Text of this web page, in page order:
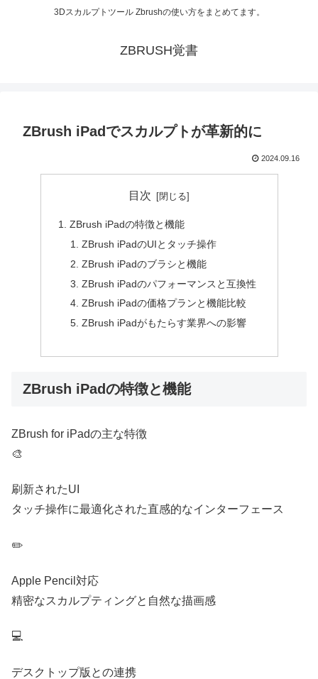
3Dスカルプトツール Zbrushの使い方をまとめてます。
ZBRUSH覚書
ZBrush iPadでスカルプトが革新的に
2024.09.16
目次
ZBrush iPadの特徴と機能
ZBrush iPadのUIとタッチ操作
ZBrush iPadのブラシと機能
ZBrush iPadのパフォーマンスと互換性
ZBrush iPadの価格プランと機能比較
ZBrush iPadがもたらす業界への影響
ZBrush iPadの特徴と機能
ZBrush for iPadの主な特徴
🎨
刷新されたUI
タッチ操作に最適化された直感的なインターフェース
✏️
Apple Pencil対応
精密なスカルプティングと自然な描画感
💻
デスクトップ版との連携